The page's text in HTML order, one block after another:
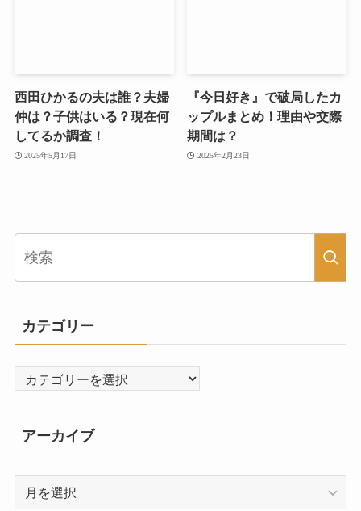
西田ひかるの夫は誰？夫婦
仲は？子供はいる？現在何
してるか調査！
2025年5月17日
『今日好き』で破局したカ
ップルまとめ！理由や交際
期間は？
2025年2月23日
カテゴリー
テ
リ
ー
アーカイブ